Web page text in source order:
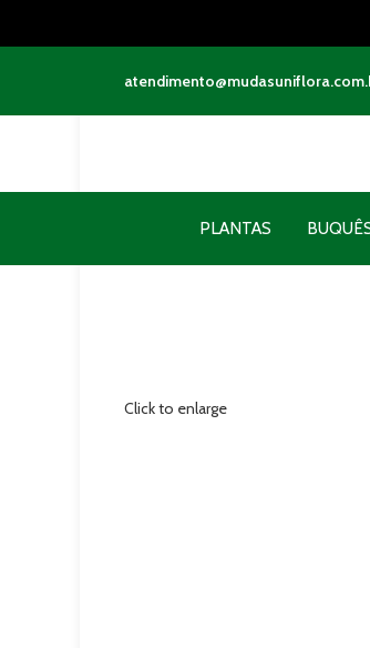
PLANTAS
Click to enlarge